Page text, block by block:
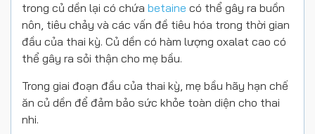
trong củ dền lại có chứa betaine có thể gây ra buồn
nôn, tiêu chảy và các vấn đề tiêu hóa trong thời gian
đầu của thai kỳ. Củ dền có hàm lượng oxalat cao có
thể gây ra sỏi thận cho mẹ bầu.
Trong giai đoạn đầu của thai kỳ, mẹ bầu hãy hạn chế
ăn củ dền để đảm bảo sức khỏe toàn diện cho thai
nhi.